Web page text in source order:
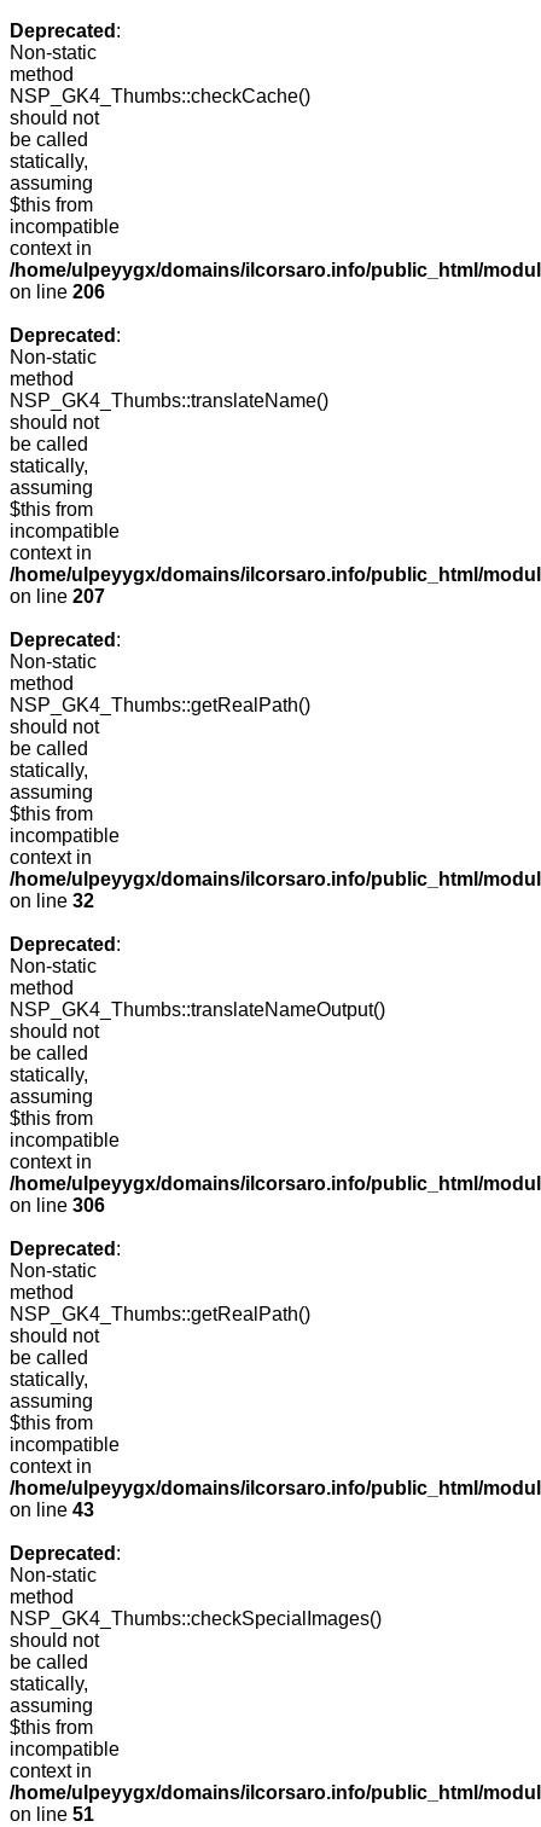
Deprecated :
Non-static
method
NSP_GK4_Thumbs::checkCache()
should not
be called
statically,
assuming
$this from
incompatible
context in
/home/ulpeyygx/domains/ilcorsaro.info/public_html/
on line 206
Deprecated :
Non-static
method
NSP_GK4_Thumbs::translateName()
should not
be called
statically,
assuming
$this from
incompatible
context in
/home/ulpeyygx/domains/ilcorsaro.info/public_html/
on line 207
Deprecated :
Non-static
method
NSP_GK4_Thumbs::getRealPath()
should not
be called
statically,
assuming
$this from
incompatible
context in
/home/ulpeyygx/domains/ilcorsaro.info/public_html/
on line 32
Deprecated :
Non-static
method
NSP_GK4_Thumbs::translateNameOutput()
should not
be called
statically,
assuming
$this from
incompatible
context in
/home/ulpeyygx/domains/ilcorsaro.info/public_html/
on line 306
Deprecated :
Non-static
method
NSP_GK4_Thumbs::getRealPath()
should not
be called
statically,
assuming
$this from
incompatible
context in
/home/ulpeyygx/domains/ilcorsaro.info/public_html/
on line 43
Deprecated :
Non-static
method
NSP_GK4_Thumbs::checkSpecialImages()
should not
be called
statically,
assuming
$this from
incompatible
context in
/home/ulpeyygx/domains/ilcorsaro.info/public_html/
on line 51